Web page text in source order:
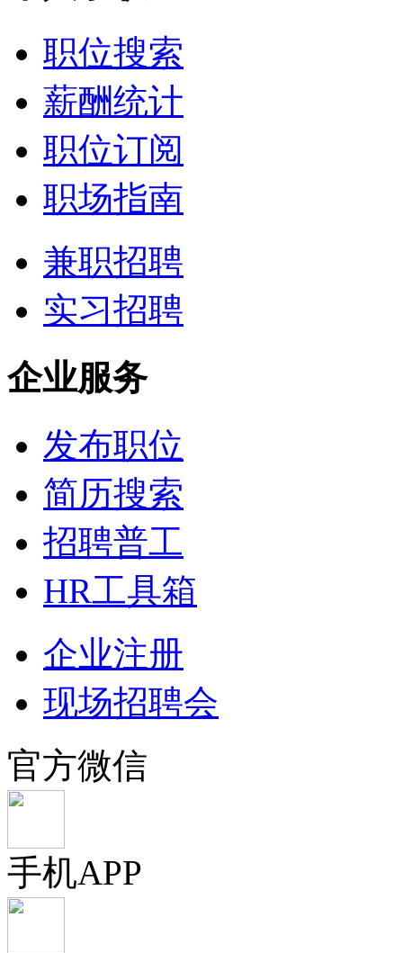
职位搜索
薪酬统计
职位订阅
职场指南
兼职招聘
实习招聘
企业服务
发布职位
简历搜索
招聘普工
HR工具箱
企业注册
现场招聘会
官方微信
手机APP